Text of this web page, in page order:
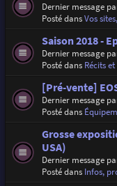
Dernier message
Posté dansVos
Saison 2018 -
Dernier message
Posté dans Récits
[Pré-vente]
Dernier message
Posté dans
Grosse
USA)
Dernier message
Posté dans Infos,